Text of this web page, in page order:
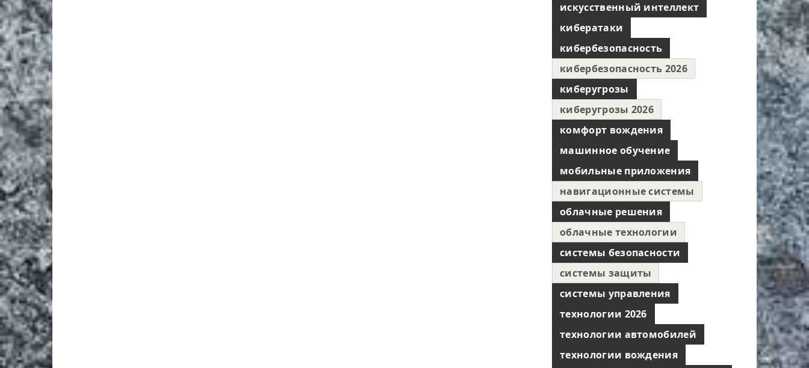
искусственный интеллект
кибератаки
кибербезопасность
кибербезопасность 2026
киберугрозы
киберугрозы 2026
комфорт вождения
машинное обучение
мобильные приложения
навигационные системы
облачные решения
облачные технологии
системы безопасности
системы защиты
системы управления
технологии 2026
технологии автомобилей
технологии вождения